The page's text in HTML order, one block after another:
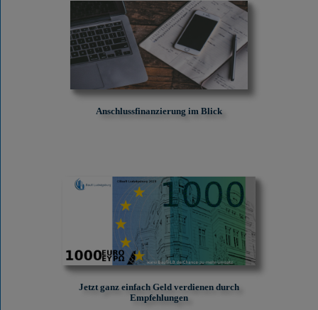
Anschlussfinanzierung im Blick
Jetzt ganz einfach Geld verdienen durch
Empfehlungen